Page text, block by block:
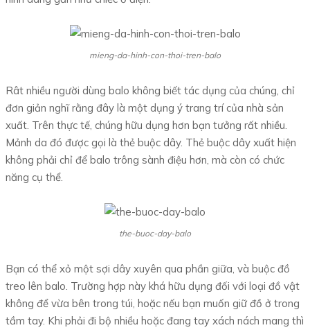
mieng-da-hinh-con-thoi-tren-balo
Rât nhiều người dùng balo không biết tác dụng của chúng, chỉ
đơn giản nghĩ rằng đây là một dụng ý trang trí của nhà sản
xuất. Trên thực tế, chúng hữu dụng hơn bạn tưởng rất nhiều.
Mảnh da đó được gọi là thẻ buộc dây. Thẻ buộc dây xuất hiện
không phải chỉ để balo trông sành điệu hơn, mà còn có chức
năng cụ thể.
the-buoc-day-balo
Bạn có thể xỏ một sợi dây xuyên qua phần giữa, và buộc đồ
treo lên balo. Trường hợp này khá hữu dụng đối với loại đồ vật
không để vừa bên trong túi, hoặc nếu bạn muốn giữ đồ ở trong
tầm tay. Khi phải đi bộ nhiều hoặc đang tay xách nách mang thì